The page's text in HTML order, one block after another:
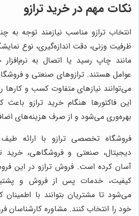
نکات مهم در خرید ترازو
انتخاب ترازو مناسب نیازمند توجه به
ظرفیت وزنی، دقت اندازه‌گیری، نوع
مانند چاپ رسید یا اتصال به
عوامل هستند. ترازوهای صنعتی و
می‌توانند نیازهای متفاوت کسب و کارها
این فاکتورها هنگام خرید ترازو
بهره‌وری می‌شود و از صرف هزینه‌های
فروشگاه تخصصی ترازو با ارائه
دیجیتال، صنعتی و فروشگاهی، خرید
آسان کرده است. فروش ترازو در این
کیفیت، خدمات پس از فروش و
می‌شود تا مشتریان بتوانند با اطمینان
خود را انتخاب کنند. مشاوره